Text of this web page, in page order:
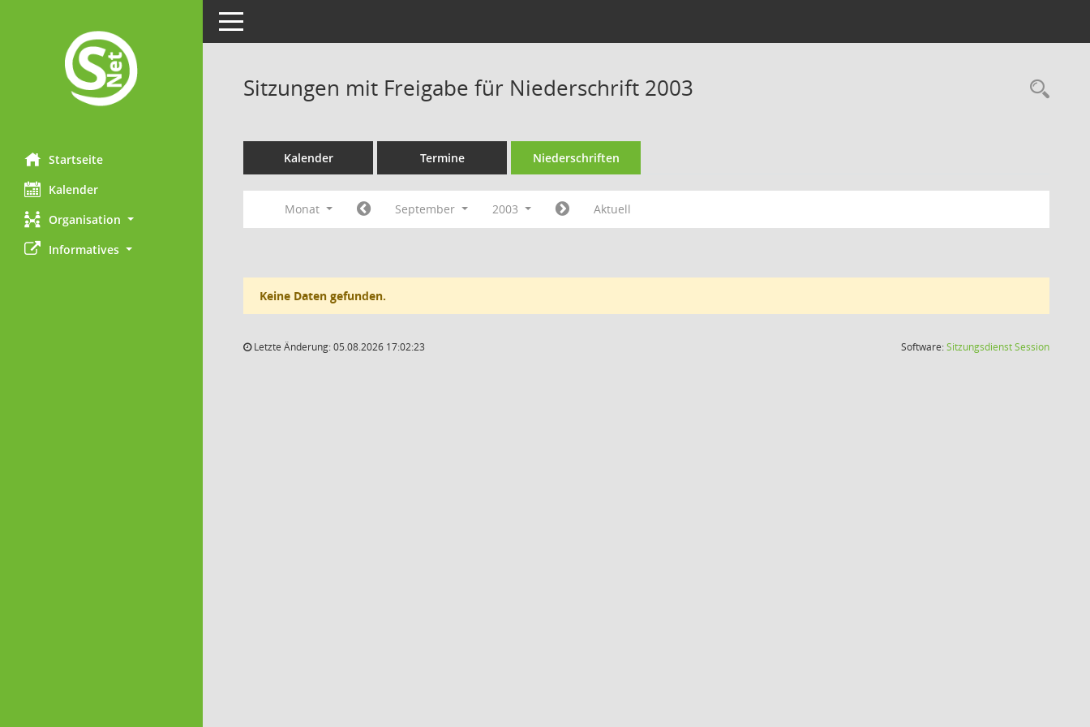
Startseite
Kalender
Organisation
Informatives
Toggle navigation
Sitzungen mit Freigabe für Niederschrift 2003
Kalender Termine Niederschriften
Monat September 2003 Aktuell
Keine Daten gefunden.
Letzte Änderung: 05.08.2026 17:02:23 Software:SitzungsdienstSession(Wird in